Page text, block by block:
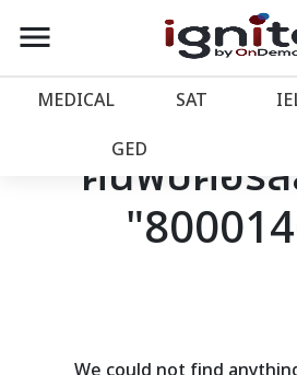
account_balance หน้าแรก
เว็บไซต์อิกไนท์
โปรโมชั่น
menu
MEDICAL SAT
GED
ค้นพบคอร์ส
We could not find